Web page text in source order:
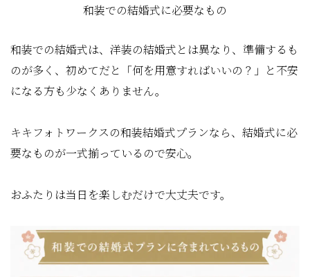
和装での結婚式に必要なもの
和装での結婚式は、洋装の結婚式とは異なり、準備するも
のが多く、初めてだと「何を用意すればいいの？」と不安
になる方も少なくありません。
キキフォトワークスの和装結婚式プランなら、結婚式に必
要なものが一式揃っているので安心。
おふたりは当日を楽しむだけで大丈夫です。